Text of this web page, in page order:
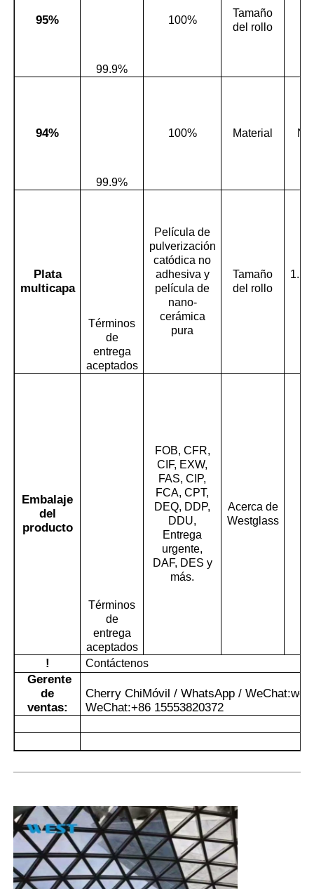
95%
99.9%
100%
Tamaño
del rollo
94%
99.9%
100% Material
Plata
multicapa
Términos
de
entrega
aceptados
Película de
pulverización
catódica no
adhesiva y
película de
nano-
cerámica
pura
Tamaño
del rollo
Embalaje
del
producto
Términos
de
entrega
aceptados
FOB, CFR,
CIF, EXW,
FAS, CIP,
FCA, CPT,
DEQ, DDP,
DDU,
Entrega
urgente,
DAF, DES y
más.
Acerca de
Westglass
! Contáctenos
Gerente
de
ventas:
Cherry ChiMóvil / WhatsApp / WeChat:
WeChat:+86 15553820372